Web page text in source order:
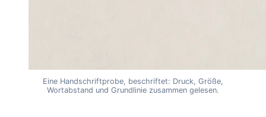
Eine Handschriftprobe, beschriftet: Druck, Größe,
Wortabstand und Grundlinie zusammen gelesen.